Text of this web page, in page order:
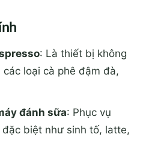
: Là thiết bị không
loại cà phê đậm đà,
đánh sữa: Phục vụ
biệt như sinh tố, latte,